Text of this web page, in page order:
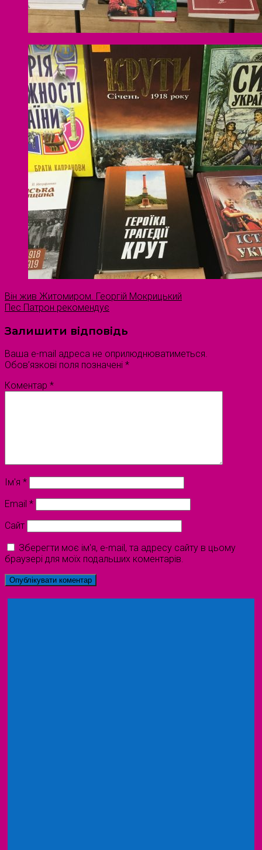
Він жив Житомиром. Георгій Мокрицький
Пес Патрон рекомендує
Залишити відповідь
Ваша e-mail адреса не оприлюднюватиметься.
Обов’язкові поля позначені *
Коментар *
Ім'я *
Email *
Сайт
Зберегти моє ім'я, e-mail, та адресу сайту в цьому
браузері для моїх подальших коментарів.